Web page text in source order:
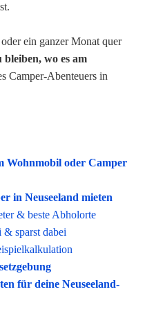
ein ganzer Monat quer
wo es am
Camper-Abenteuers in
Wohnmobil oder Camper
in Neuseeland mieten
& beste Abholorte
& sparst dabei
für deine Neuseeland-